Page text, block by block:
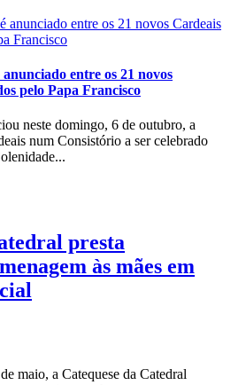
entre os 21 novos
pelo Papa Francisco
neste domingo, 6 de outubro, a
num Consistório a ser celebrado
presta
às mães em
maio, a Catequese da Catedral